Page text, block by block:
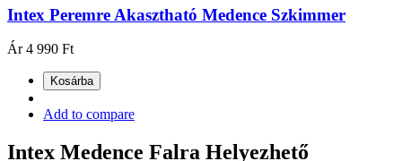
Intex Peremre Akasztható Medence Szkimmer
Ár 4 990 Ft
Kosárba
Add to compare
Intex Medence Falra Helyezhető